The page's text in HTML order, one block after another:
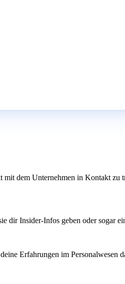
dem Unternehmen in Kontakt zu
Insider-Infos geben oder sogar
Erfahrungen im Personalwesen